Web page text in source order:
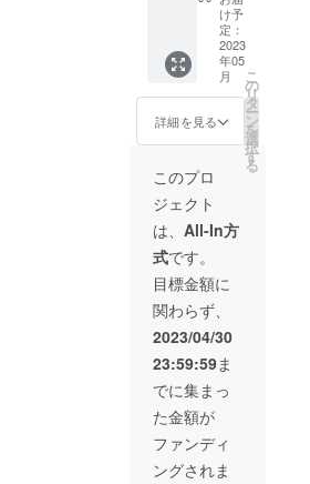
幅63/肩
幅57/袖
丈25
2023年
5月上旬
定 ＊4/
末頃の
場合
フェス
後のお
渡しの
可能性
もあり
ます。
です。
2023年
5月上旬
発送予
tubefes
)のロゴ
入り
（実際
は乳白
のロゴ
となり
5月上旬
定
せんの
でご理
解よろ
しくお
願いし
ます。
2023年
定
飲み放
題！ 会
場に来
られな
い場合
でも返
金は出
来ませ
んので
ご理解
よろし
くお願
いしま
す。 生
ビール
レモン
サワー
ハイ
ボール
ソフト
ドリン
クなど
会場イ
ンフォ
メー
ション
にてお
け予
定：
2023
年05
月
詳細を見る
こ
の
リ
タ
ー
ン
を
選
択
す
る
このプロ
ジェクト
は、 All-In方
式です。
目標金額に
関わらず、
2023/04/30
23:59:59ま
でに集まっ
た金額が
ファンディ
ングされま